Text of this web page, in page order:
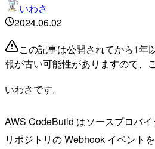
いわさ
2024.06.02
この記事は公開されてから1年
報が古い可能性がありますので、
いわさです。
AWS CodeBuild はソースプロバ
リポジトリの Webhook イベント